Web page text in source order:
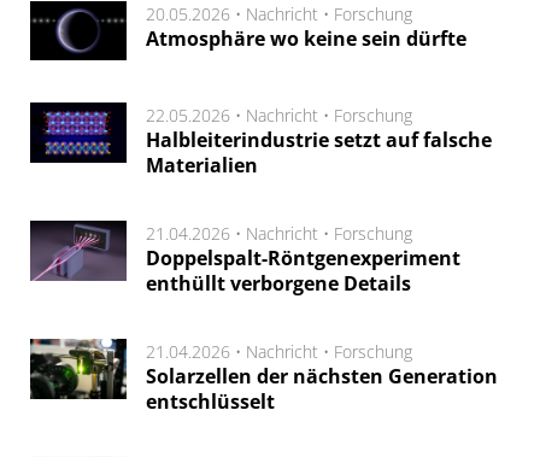
20.05.2026 • Nachricht • Forschung
Atmosphäre wo keine sein dürfte
22.05.2026 • Nachricht • Forschung
Halbleiterindustrie setzt auf falsche
Materialien
21.04.2026 • Nachricht • Forschung
Doppelspalt-Röntgenexperiment
enthüllt verborgene Details
21.04.2026 • Nachricht • Forschung
Solarzellen der nächsten Generation
entschlüsselt